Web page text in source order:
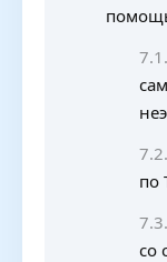
по
со